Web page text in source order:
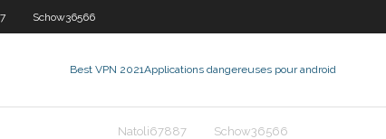
Schow36566
Best VPN 2021Applications dangereuses pour android
Natoli67887 Schow36566